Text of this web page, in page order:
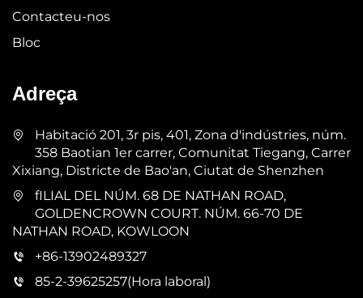
Contacteu-nos
Bloc
Adreça
Habitació 201, 3r pis, 401, Zona d'indústries, núm.
358 Baotian 1er carrer, Comunitat Tiegang, Carrer
Xixiang, Districte de Bao'an, Ciutat de Shenzhen
fILIAL DEL NÚM. 68 DE NATHAN ROAD,
GOLDENCROWN COURT. NÚM. 66-70 DE
NATHAN ROAD, KOWLOON
+86-13902489327
85-2-39625257(Hora laboral)